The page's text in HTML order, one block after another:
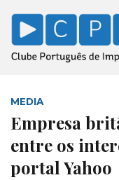
MEDIA
Empresa
entre os
portal Yahoo